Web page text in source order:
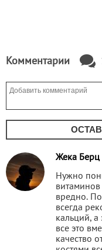
Комментарии
Жека Берц
Нужно
вредно.
всегда
кальций, а
все это
качество